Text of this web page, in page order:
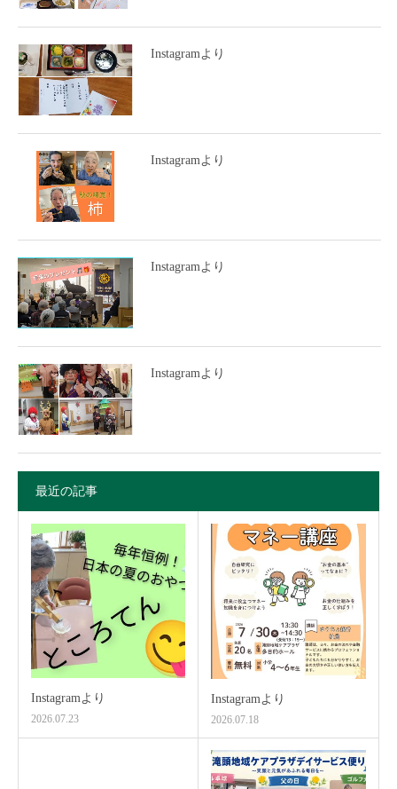
Instagramより
Instagramより
Instagramより
Instagramより
最近の記事
Instagramより
2026.07.23
Instagramより
2026.07.18